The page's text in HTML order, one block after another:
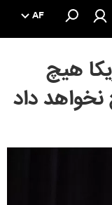
AF
هیچ
نخواهد داد